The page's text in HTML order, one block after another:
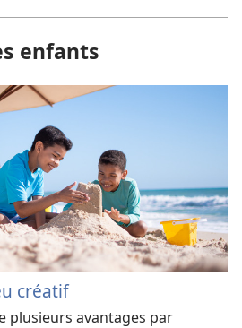
enfants
créatif
plusieurs avantages par